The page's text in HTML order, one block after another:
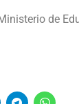
de